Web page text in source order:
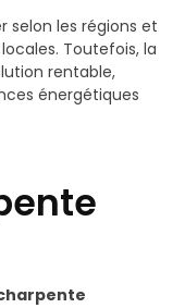
selon les régions et
Toutefois, la
rentable,
énergétiques